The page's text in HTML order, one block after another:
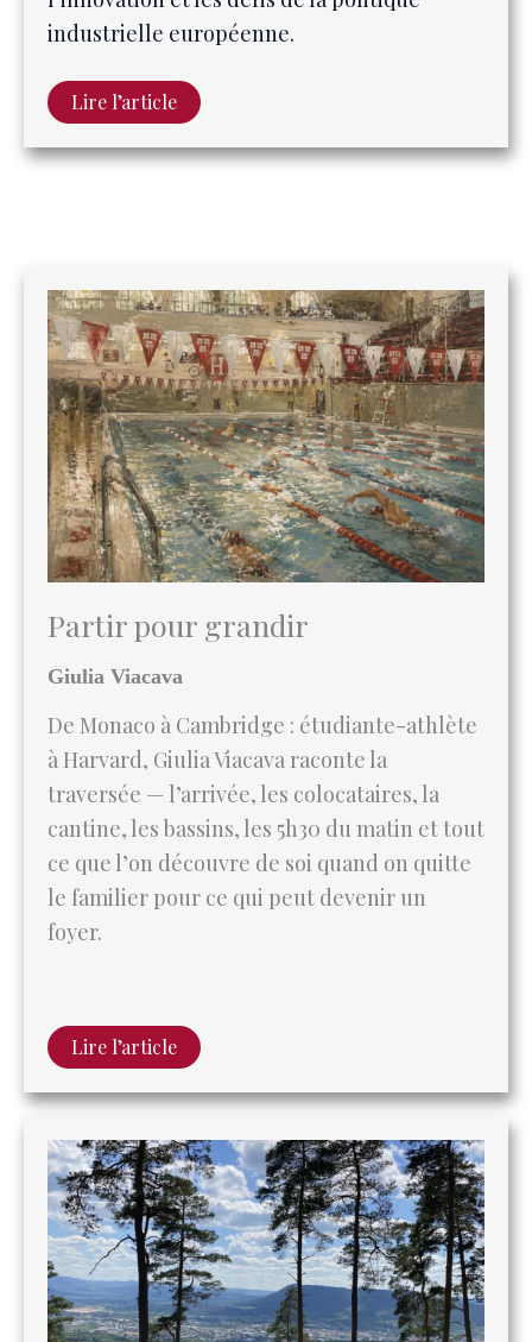
Lire l’article
Partir pour grandir
Giulia Viacava
De Monaco à Cambridge : étudiante-athlète
à Harvard, Giulia Viacava raconte la
cantine, les bassins, les 5h30 du matin et tout
ce que l’on découvre de soi quand on quitte
le familier pour ce qui peut devenir un
foyer.